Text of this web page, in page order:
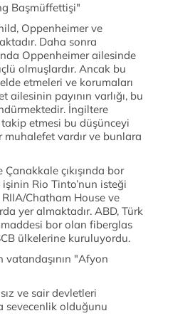
Başmüffettişi"
Oppenheimer ve
Daha sonra
Oppenheimer ailesinde
olmuşlardır. Ancak bu
etmeleri ve korumaları
payının varlığı, bu
İngiltere
takip etmesi bu düşünceyi
muhalefet vardır ve bunlara
çıkı­şında bor
Rio Tinto’nun isteği
Chatham House ve
yer almaktadır. ABD, Türk
bor olan fiberglas
ülkele­rine kuruluyordu.
vatandaşının "Afyon
ve sair devletleri
sevecenlik olduğunu